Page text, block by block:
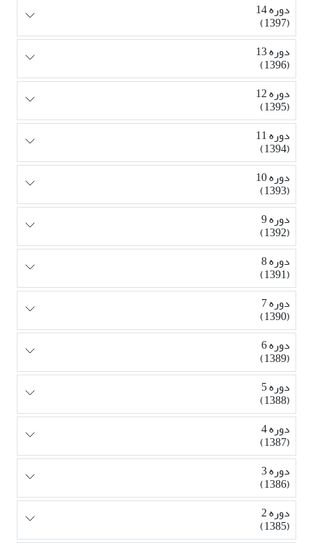
دوره 14
(1397)
دوره 13
(1396)
دوره 12
(1395)
دوره 11
(1394)
دوره 10
(1393)
دوره 9
(1392)
دوره 8
(1391)
دوره 7
(1390)
دوره 6
(1389)
دوره 5
(1388)
دوره 4
(1387)
دوره 3
(1386)
دوره 2
(1385)